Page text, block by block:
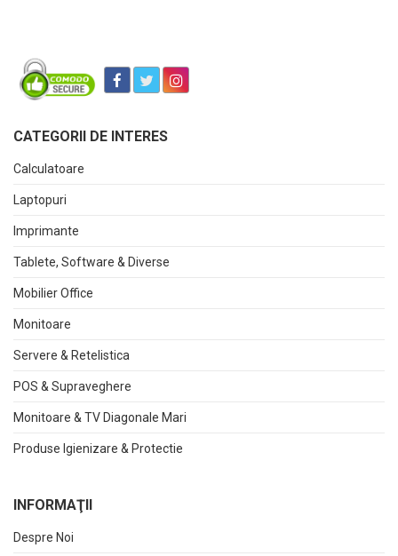
CATEGORII DE INTERES
Calculatoare
Laptopuri
Imprimante
Tablete, Software & Diverse
Mobilier Office
Monitoare
Servere & Retelistica
POS & Supraveghere
Monitoare & TV Diagonale Mari
Produse Igienizare & Protectie
INFORMAŢII
Despre Noi